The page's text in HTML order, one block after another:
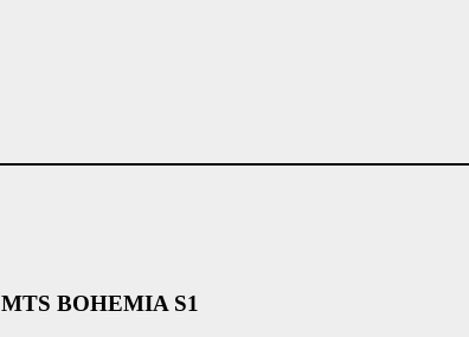
MTS BOHEMIA S1